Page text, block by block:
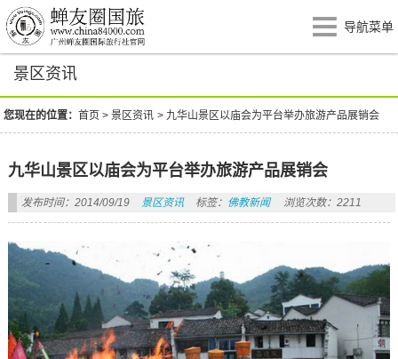
导航菜单
景区资讯
您现在的位置：首页 >景区资讯 > 九华山景区以庙会为平台举办旅游产品展销会
九华山景区以庙会为平台举办旅游产品展销会
发布时间：2014/09/19 景区资讯 标签： 佛教新闻 浏览次数：2211